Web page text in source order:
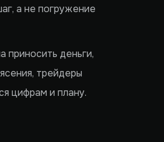
а не погружение
приносить деньги,
трейдеры
цифрам и плану.